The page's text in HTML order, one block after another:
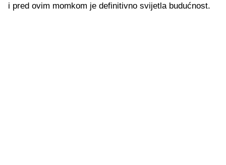
i pred ovim momkom je definitivno svijetla budućnost.